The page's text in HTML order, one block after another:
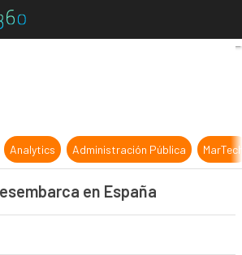
micanoa.com desembarca en
Analytics Administración Pública
en España